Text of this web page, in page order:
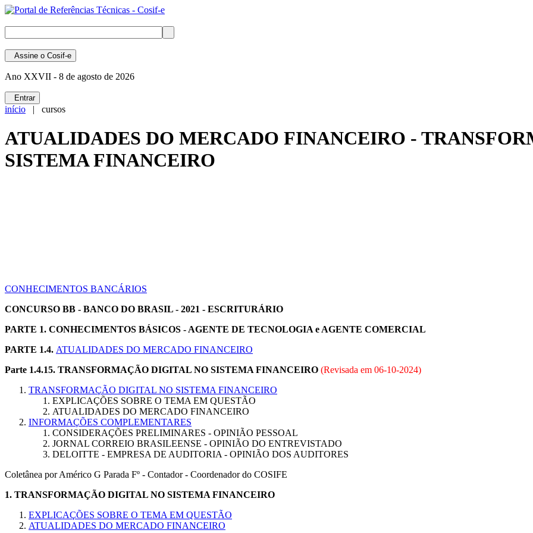
Assine o Cosif-e
Ano XXVII - 8 de agosto de 2026
Entrar
início | cursos
ATUALIDADES DO MERCADO FINANCEIRO -
SISTEMA FINANCEIRO
CONHECIMENTOS BANCÁRIOS
CONCURSO BB - BANCO DO BRASIL - 2021 - ESCRITURÁRIO
PARTE 1. CONHECIMENTOS BÁSICOS - AGENTE DE TECNOLOGIA e AGENTE COMERCIAL
PARTE 1.4. ATUALIDADES DO MERCADO FINANCEIRO
Parte 1.4.15. TRANSFORMAÇÃO DIGITAL NO SISTEMA FINANCEIRO (Revisada em 06-10-2024)
TRANSFORMAÇÃO DIGITAL NO SISTEMA FINANCEIRO
EXPLICAÇÕES SOBRE O TEMA EM QUESTÃO
ATUALIDADES DO MERCADO FINANCEIRO
INFORMAÇÕES COMPLEMENTARES
CONSIDERAÇÕES PRELIMINARES - OPINIÃO PESSOAL
JORNAL CORREIO BRASILEENSE - OPINIÃO DO ENTREVISTADO
DELOITTE - EMPRESA DE AUDITORIA - OPINIÃO DOS AUDITORES
Coletânea por Américo G Parada Fº - Contador - Coordenador do COSIFE
1. TRANSFORMAÇÃO DIGITAL NO SISTEMA FINANCEIRO
EXPLICAÇÕES SOBRE O TEMA EM QUESTÃO
ATUALIDADES DO MERCADO FINANCEIRO